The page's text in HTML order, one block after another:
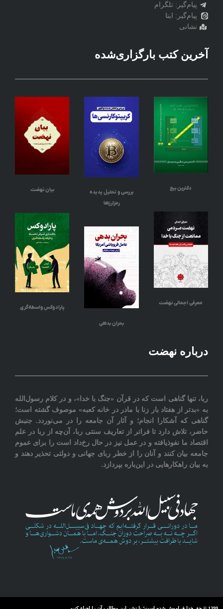
پیام‌گیر: تلگرام
پیام‌گیر: ایتا
نشانی
آخرین کتب بارگزاری‌شده
دکترین بیع
بررسی و تحلیل پدیده
رمزارزها
بیان نهضت
معرفی اجمالی نهضت
بحران بدهی
پارادوکس واسطه‌گری
درباره نهضت
ربا، تنها گناهی است که در قرآن «جنگ با خدا»، و در کلام رسول‌الله
به «بدتر از هفتاد بار زنا با مادر در خانه کعبه» موصوف گشته است؛
گناهی که آشکارا انجام؛ و آثار آن جامعه را در می‌نوردد‎. جنبش
حاضر، تلاش دارد تا فراتر از تعاريف سنتی ربا، آن‌چه از ربا در علم
اقتصاد ما نفوذیافته و در عمل نیز در حال رخ‌داد است را برای عموم
جامعه بيان کنند و آنان را از خطر ربای جهانی و دولتی تحذیر دهند و
به بیان راهکارهایی در این‌باره بپردازد.